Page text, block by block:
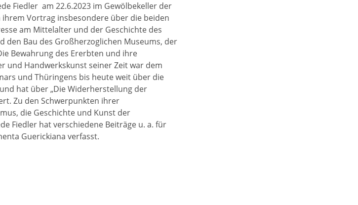
Fiedler am 22.6.2023 im Gewölbekeller der
Vortrag insbesondere über die beiden
am Mittelalter und der Geschichte des
den Bau des Großherzoglichen Museums, der
Bewahrung des Ererbten und ihre
und Handwerkskunst seiner Zeit war dem
und Thüringens bis heute weit über die
hat über „Die Widerherstellung der
Zu den Schwerpunkten ihrer
die Geschichte und Kunst der
Fiedler hat verschiedene Beiträge u. a. für
Guerickiana verfasst.